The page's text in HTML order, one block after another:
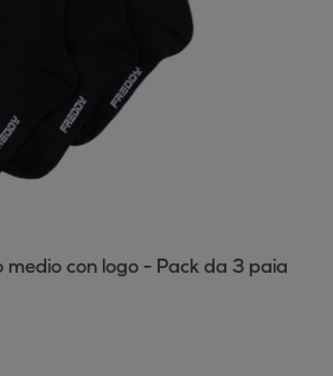
medio con logo - Pack da 3 paia